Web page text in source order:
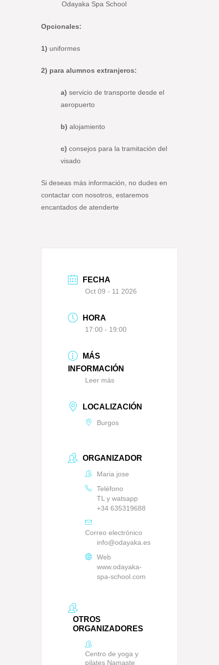
Odayaka Spa School
Opcionales:
1) uniformes
2) para alumnos extranjeros:
a) servicio de transporte desde el
aeropuerto
b) alojamiento
c) consejos para la tramitación del
visado
Si deseas más información, no dudes en
contactar con nosotros, estaremos
encantados de atenderte
FECHA
Oct 09 - 11 2026
HORA
17:00 - 19:00
MÁS
INFORMACIÓN
Leer más
LOCALIZACIÓN
Burgos
ORGANIZADOR
Maria jose
Teléfono
TL y watsapp
+34 635319688
Correo electrónico
info@odayaka.es
Web
www.odayaka-
spa-school.com
OTROS
ORGANIZADORES
Centro de yoga y
pilates Namaste